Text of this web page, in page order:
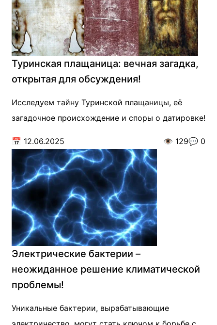
Туринская плащаница: вечная загадка,
открытая для обсуждения!
Исследуем тайну Туринской плащаницы, её
загадочное происхождение и споры о датировке!
📅 12.06.2025 👁️ 129💬 0
Электрические бактерии –
неожиданное решение климатической
проблемы!
Уникальные бактерии, вырабатывающие